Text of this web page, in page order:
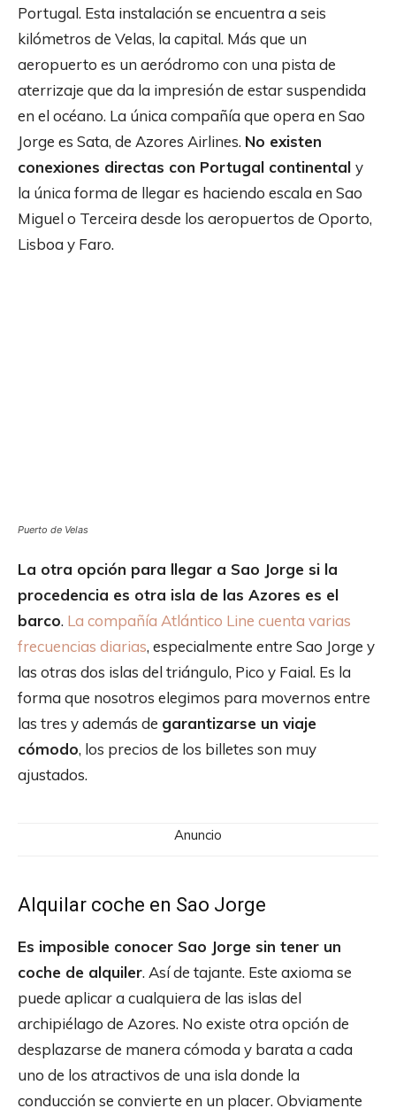
Portugal. Esta instalación se encuentra a seis
kilómetros de Velas, la capital. Más que un
aeropuerto es un aeródromo con una pista de
aterrizaje que da la impresión de estar suspendida
en el océano. La única compañía que opera en Sao
Jorge es Sata, de Azores Airlines. No existen
conexiones directas con Portugal continental y
la única forma de llegar es haciendo escala en Sao
Miguel o Terceira desde los aeropuertos de Oporto,
Lisboa y Faro.
Puerto de Velas
La otra opción para llegar a Sao Jorge si la
procedencia es otra isla de las Azores es el
barco. La compañía Atlántico Line cuenta varias
frecuencias diarias, especialmente entre Sao Jorge y
las otras dos islas del triángulo, Pico y Faial. Es la
forma que nosotros elegimos para movernos entre
las tres y además de garantizarse un viaje
cómodo, los precios de los billetes son muy
ajustados.
Anuncio
Alquilar coche en Sao Jorge
Es imposible conocer Sao Jorge sin tener un
coche de alquiler. Así de tajante. Este axioma se
puede aplicar a cualquiera de las islas del
archipiélago de Azores. No existe otra opción de
desplazarse de manera cómoda y barata a cada
uno de los atractivos de una isla donde la
conducción se convierte en un placer. Obviamente